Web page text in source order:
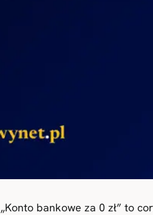
„Konto bankowe za 0 zł” to